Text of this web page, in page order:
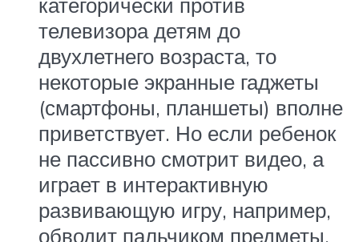
телевизора детям до
двухлетнего возраста, то
некоторые экранные гаджеты
(смартфоны, планшеты) вполне
приветствует. Но если ребенок
не пассивно смотрит видео, а
играет в интерактивную
развивающую игру, например,
обводит пальчиком предметы.